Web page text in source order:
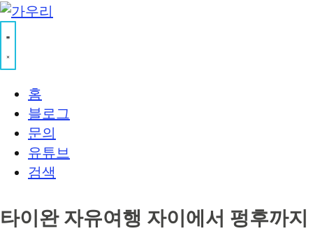
홈
블로그
문의
유튜브
검색
타이완 자유여행 자이에서 펑후까지